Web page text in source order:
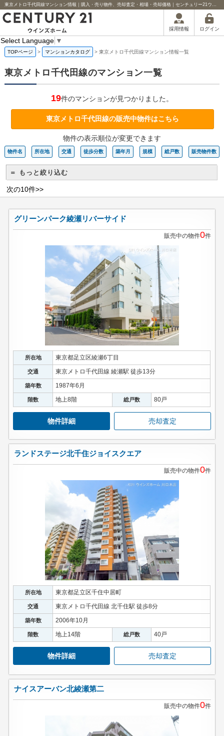
東京メトロ千代田線マンション情報｜購入・売り物件、売却査定・相場・売却価格｜センチュリー21ウインズホーム
採用情報 ログイン
Select Language ▼
TOPページ > マンションカタログ > 東京メトロ千代田線マンション情報一覧
東京メトロ千代田線のマンション一覧
19件のマンションが見つかりました。
東京メトロ千代田線の販売中物件はこちら
物件の表示順位が変更できます
物件名 所在地 交通 徒歩分数 築年月 規模 総戸数 販売物件数
＝ もっと絞り込む
次の10件>>
グリーンパーク綾瀬リバーサイド
販売中の物件0件
所在地 東京都足立区綾瀬6丁目
交通 東京メトロ千代田線 綾瀬駅 徒歩13分
築年数 1987年6月
階数 地上8階 総戸数 80戸
物件詳細 売却査定
ランドステージ北千住ジョイスクエア
販売中の物件0件
所在地 東京都足立区千住中居町
交通 東京メトロ千代田線 北千住駅 徒歩8分
築年数 2006年10月
階数 地上14階 総戸数 40戸
物件詳細 売却査定
ナイスアーバン北綾瀬第二
販売中の物件0件